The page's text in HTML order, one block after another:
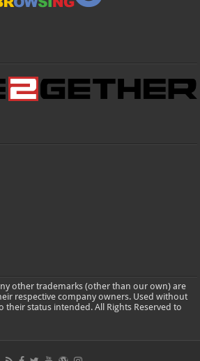
other trademarks (other than our own) are
respective company owners. Used without
their status intended. All Rights Reserved to